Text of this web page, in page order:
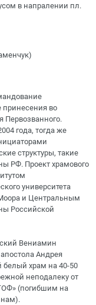
в напралении пл.
принесения во
Первозванного.
года, тогда же
структуры, такие
РФ. Проект храмового
университета
и Центральным
Российской
Вениамин
Андрея
белый храм на 40-50
неподалеку от
(погибшим на